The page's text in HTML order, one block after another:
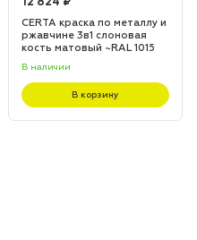
CERTA краска по металлу и
ржавчине 3в1 слоновая
кость матовый ~RAL 1015
В наличии
В корзину